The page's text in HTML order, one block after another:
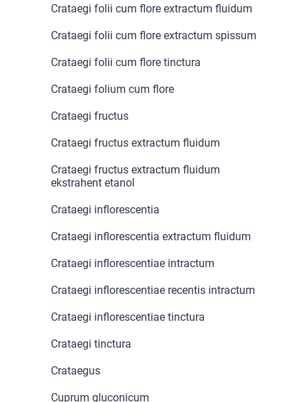
Crataegi folii cum flore extractum fluidum
Crataegi folii cum flore extractum spissum
Crataegi folii cum flore tinctura
Crataegi folium cum flore
Crataegi fructus
Crataegi fructus extractum fluidum
Crataegi fructus extractum fluidum
ekstrahent etanol
Crataegi inflorescentia
Crataegi inflorescentia extractum fluidum
Crataegi inflorescentiae intractum
Crataegi inflorescentiae recentis intractum
Crataegi inflorescentiae tinctura
Crataegi tinctura
Crataegus
Cuprum gluconicum